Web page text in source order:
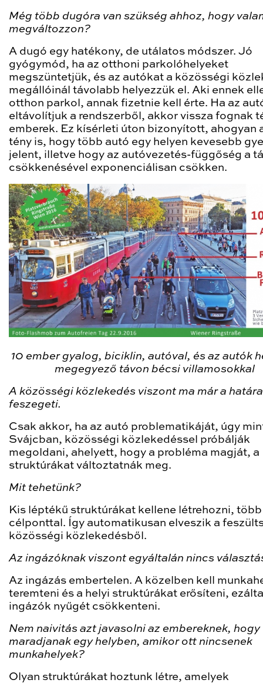
Még több dugóra van szükség ahhoz, hogy
megváltozzon?
A dugó egy hatékony, de utálatos módszer. Jó
gyógymód, ha az otthoni parkolóhelyeket
megszüntetjük, és az autókat a közösségi
megállóinál távolabb helyezzük el. Aki ennek
otthon parkol, annak fizetnie kell érte. Ha az
eltávolítjuk a rendszerből, akkor vissza fognak
emberek. Ez kísérleti úton bizonyított, ahogyan
tény is, hogy több autó egy helyen kevesebb
jelent, illetve hogy az autóvezetés-függőség a
csökkenésével exponenciálisan csökken.
10 ember gyalog, biciklin, autóval, és az autók
megegyező távon bécsi villamosokkal
A közösségi közlekedés viszont ma már a
feszegeti.
Csak akkor, ha az autó problematikáját, úgy
Svájcban, közösségi közlekedéssel próbálják
megoldani, ahelyett, hogy a probléma magját, a
struktúrákat változtatnák meg.
Mit tehetünk?
Kis léptékű struktúrákat kellene létrehozni,
célponttal. Így automatikusan elveszik a
közösségi közlekedésből.
Az ingázóknak viszont egyáltalán nincs
Az ingázás embertelen. A közelben kell
teremteni és a helyi struktúrákat erősíteni,
ingázók nyűgét csökkenteni.
Nem naivitás azt javasolni az embereknek, hogy
maradjanak egy helyben, amikor ott nincsenek
munkahelyek?
Olyan struktúrákat hoztunk létre, amelyek